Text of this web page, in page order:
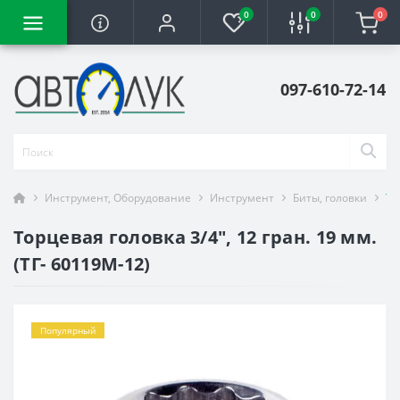
0 0 0
097-610-72-14
Инструмент, Оборудование Инструмент Биты, головки
Торцевая головка 3/4", 12 гран. 19 мм.
(ТГ- 60119M-12)
Популярный